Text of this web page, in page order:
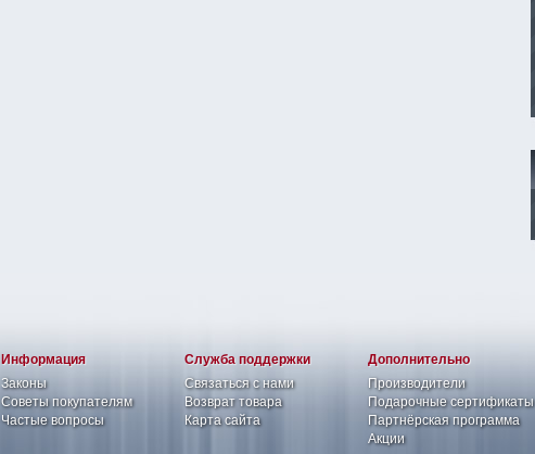
Информация
Законы
Советы покупателям
Частые вопросы
Служба поддержки
Связаться с нами
Возврат товара
Карта сайта
Дополнительно
Производители
Подарочные сертификаты
Партнёрская программа
Акции